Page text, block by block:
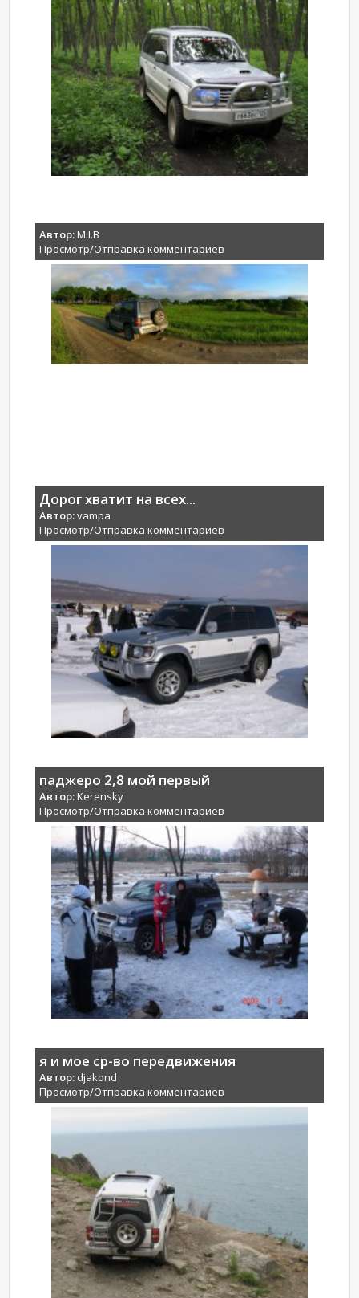
Автор:M.I.B
Просмотр/Отправка комментариев
Дорог хватит на всех...
Автор:vampa
Просмотр/Отправка комментариев
паджеро 2,8 мой первый
Автор:Kerensky
Просмотр/Отправка комментариев
я и мое ср-во передвижения
Автор: djakond
Просмотр/Отправка комментариев